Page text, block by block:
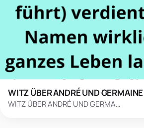
WITZ ÜBER ANDRÉ UND GERMAINE
WITZ ÜBER ANDRÉ UND GERMA…